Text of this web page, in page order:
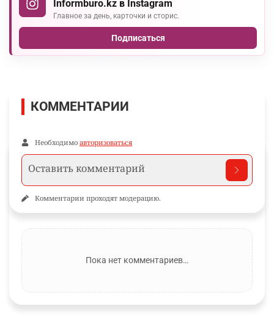
Informburo.kz в Instagram
Главное за день, карточки и сторис.
Подписаться
КОММЕНТАРИИ
Необходимо авторизоваться
Комментарии проходят модерацию.
Пока нет комментариев…